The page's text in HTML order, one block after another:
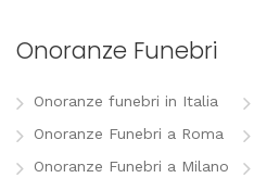
Onoranze Funebri
Onoranze funebri in Italia
Onoranze Funebri a Roma
Onoranze Funebri a Milano